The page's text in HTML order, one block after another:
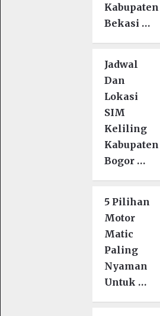
Kabupaten
Bekasi …
Jadwal
Dan
Lokasi
SIM
Keliling
Kabupaten
Bogor …
5 Pilihan
Motor
Matic
Paling
Nyaman
Untuk …